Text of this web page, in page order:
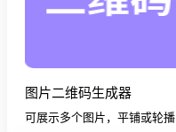
图片二维码生成器
可展示多个图片，平铺或轮播